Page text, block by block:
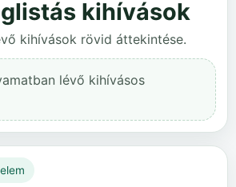
kihívások
kihívások rövid áttekintése.
lévő kihívásos